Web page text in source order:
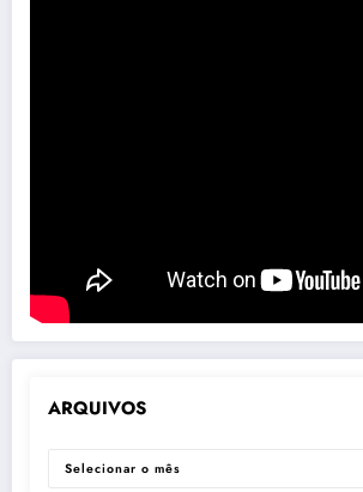
ARQUIVOS
ARQUIVOS